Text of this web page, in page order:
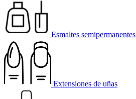
Esmaltes semipermanentes
Extensiones de uñas